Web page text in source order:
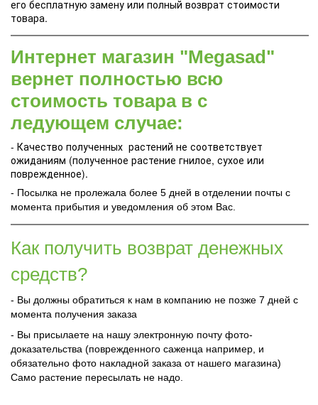
его бесплатную замену или полный возврат стоимости
товара.
Интернет магазин "Megasad"
вернет полностью всю
стоимость товара в с
ледующем случае:
- Качество полученных растений не соответствует
ожиданиям (полученное растение гнилое, сухое или
поврежденное).
- Посылка не пролежала более 5 дней в отделении почты с
момента прибытия и уведомления об этом Вас.
Как получить возврат денежных
средств?
- Вы должны обратиться к нам в компанию не позже 7 дней с
момента получения заказа
- Вы присылаете на нашу электронную почту фото-
доказательства (поврежденного саженца например, и
обязательно фото накладной заказа от нашего магазина)
Само растение пересылать не надо.